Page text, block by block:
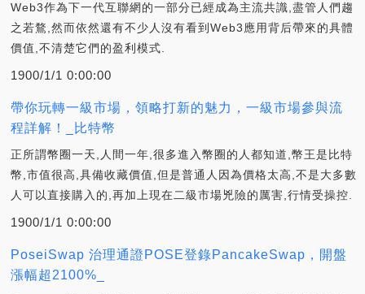
Web3作為下一代互聯網的一部分已經成為主流共識,盡管人們趨
之若鶩,然而依然還有不少人沒有看到Web3應用背后帶來的具體
價值,不清楚它們的盈利模式.
1900/1/1 0:00:00
帶你玩轉一級市場，領略打新的魅力，一級市場參與流
程詳解！_比特幣
正所謂幣圈一天,人間一年,很多進入幣圈的人都知道,幣王是比特
幣,市值很高,具備收藏價值,但是普通人因為價格太高,不是大多數
人可以直接購入的,再加上現在二級市場兇險的厲害,行情受操控.
1900/1/1 0:00:00
PoseiSwap 治理通證POSE登錄PancakeSwap，開盤
漲幅超2100%_